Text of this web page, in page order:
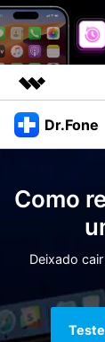
Produtos em
Visão geral
Sobre nós
Sala de
Loja
Dr.Fone
Veja Toolkit
Para PC
Para Celular
Ações rápidas
Recursos
Como
Deixado